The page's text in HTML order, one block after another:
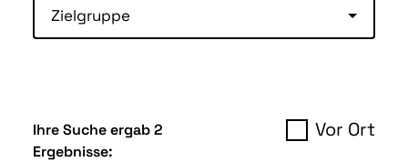
Zielgruppe
Ihre Suche ergab 2
Ergebnisse:
Vor Ort